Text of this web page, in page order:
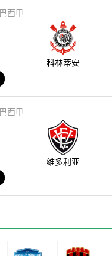
巴西甲
科林蒂安
巴西甲
维多利亚